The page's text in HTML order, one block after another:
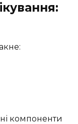
компоненти